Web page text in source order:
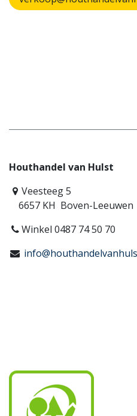
Houthandel van Hulst
Veesteeg 5
6657 KH Boven-Leeuwen
Winkel 0487 74 50 70